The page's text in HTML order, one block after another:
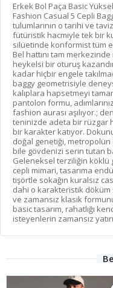
Erkek Bol Paça Basic
Fashion Casual 5 Cepli
tulumlarının o tarihi ve
fütüristik hacmiyle tek bir
silüetinde konformist tüm
Bel hattını tam
heykelsi bir oturuş
kadar hiçbir engele
baggy geometrisiyle
kalıplara hapsetmeyi
pantolon formu,
fashion aurası aşılıyor.;
teninizde adeta bir rüzgar
bir karakter katıyor.
doğal genetiği,
bile gövdenizi serin tutan
Geleneksel terziliğin köklü
cepli mimari, tasarıma
tişörtle sokağın kuralsız
dahi o karakteristik döküm
ve zamansız klasik
basic tasarım, rahatlığı
isteyenlerin zamansız